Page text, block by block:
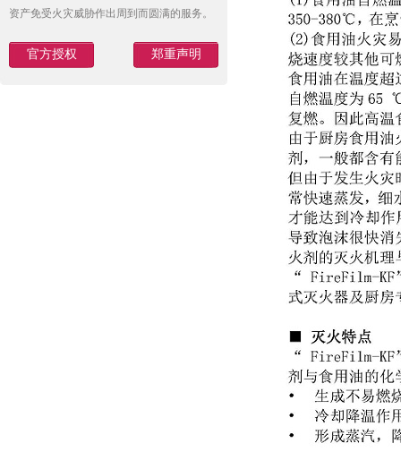
资产免受火灾威胁作出周到而圆满的服务。
官方授权 郑重声明